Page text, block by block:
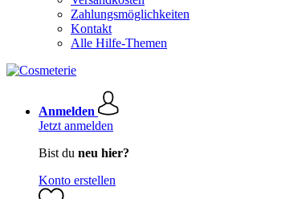
Zahlungsmöglichkeiten
Kontakt
Alle Hilfe-Themen
Anmelden
Jetzt anmelden
Bist du neu hier?
Konto erstellen